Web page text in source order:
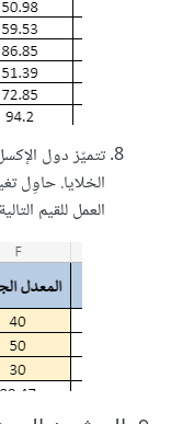
تتميّز دول
الخلايا. حاوِل
العمل للقيم التالية 40 و50 و30، ولاحظ تغيّر نتيجة الحالة.